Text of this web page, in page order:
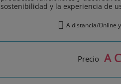
sostenibilidad y la experiencia de
A distancia/Online
Precio A